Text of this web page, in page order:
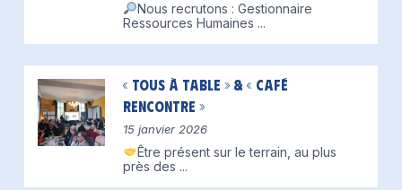
Nous recrutons : Gestionnaire
Ressources Humaines ...
« Tous à table » & « Café
Rencontre »
15 janvier 2026
Être présent sur le terrain, au plus
près des ...